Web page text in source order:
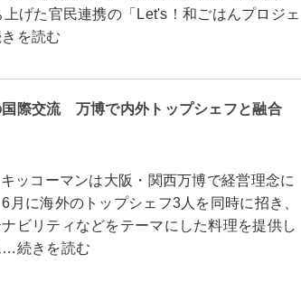
げた官民連携の「Let's！和ごはんプロジェ
を読む
際交流 万博で内外トップシェフと融合
コーマンは大阪・関西万博で経営理念に
に海外のトップシェフ3人を同時に招き、
ビリティなどをテーマにした料理を提供し
…続きを読む